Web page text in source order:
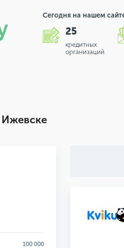
Сегодня на нашем
25
кредитных
организаций
100 000